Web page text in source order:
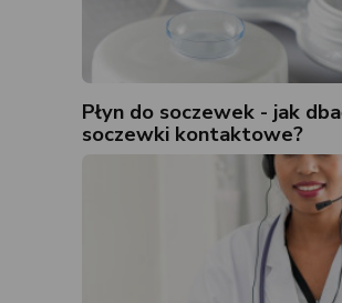
Płyn do soczewek - jak
soczewki kontaktowe?